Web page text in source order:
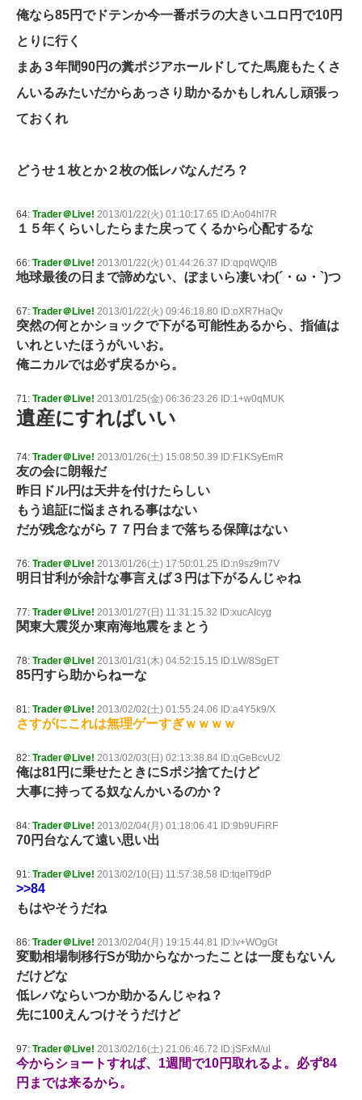
俺なら85円でドテンか今一番ボラの大きいユロ円で10円
とりに行く
まあ３年間90円の糞ポジアホールドしてた馬鹿もたくさ
んいるみたいだからあっさり助かるかもしれんし頑張っ
ておくれ
どうせ１枚とか２枚の低レバなんだろ？
64: Trader＠Live! 2013/01/22(火) 01:10:17.65 ID:Ao04hl7R
１５年くらいしたらまた戻ってくるから心配するな
66: Trader＠Live! 2013/01/22(火) 01:44:26.37 ID:qpqWQ/IB
地球最後の日まで諦めない、ぼまいら凄いわ(´・ω・`)つ
67: Trader＠Live! 2013/01/22(火) 09:46:18.80 ID:oXR7HaQv
突然の何とかショックで下がる可能性あるから、指値は
いれといたほうがいいお。
俺ニカルでは必ず戻るから。
71: Trader＠Live! 2013/01/25(金) 06:36:23.26 ID:1+w0qMUK
遺産にすればいい
74: Trader＠Live! 2013/01/26(土) 15:08:50.39 ID:F1KSyEmR
友の会に朗報だ
昨日ドル円は天井を付けたらしい
もう追証に悩まされる事はない
だが残念ながら７７円台まで落ちる保障はない
76: Trader＠Live! 2013/01/26(土) 17:50:01.25 ID:n9sz9m7V
明日甘利が余計な事言えば３円は下がるんじゃね
77: Trader＠Live! 2013/01/27(日) 11:31:15.32 ID:xucAIcyg
関東大震災か東南海地震をまとう
78: Trader＠Live! 2013/01/31(木) 04:52:15.15 ID:LW/8SgET
85円すら助からねーな
81: Trader＠Live! 2013/02/02(土) 01:55:24.06 ID:a4Y5k9/X
さすがにこれは無理ゲーすぎｗｗｗｗ
82: Trader＠Live! 2013/02/03(日) 02:13:38.84 ID:qGeBcvU2
俺は81円に乗せたときにSポジ捨てたけど
大事に持ってる奴なんかいるのか？
84: Trader＠Live! 2013/02/04(月) 01:18:06.41 ID:9b9UFiRF
70円台なんて遠い思い出
91: Trader＠Live! 2013/02/10(日) 11:57:38.58 ID:tqeIT9dP
>>84
もはやそうだね
86: Trader＠Live! 2013/02/04(月) 19:15:44.81 ID:lv+WOgGt
変動相場制移行Sが助からなかったことは一度もないん
だけどな
低レバならいつか助かるんじゃね？
先に100えんつけそうだけど
97: Trader＠Live! 2013/02/16(土) 21:06:46.72 ID:jSFxM/ul
今からショートすれば、1週間で10円取れるよ。必ず84
円までは来るから。